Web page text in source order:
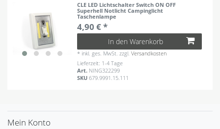
CLE LED Lichtschalter Switch ON OFF
Superhell Notlicht Campinglicht
Taschenlampe
4,90 € *
In den Warenkorb
* inkl. ges. MwSt. zzgl.Versandkosten
Lieferzeit: 1-4 Tage
Art. NING322299
SKU679.9991.15.111
Mein Konto